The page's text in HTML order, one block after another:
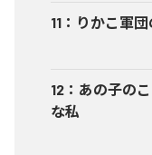
11 ： りかこ軍
12 ： あの子の
な私